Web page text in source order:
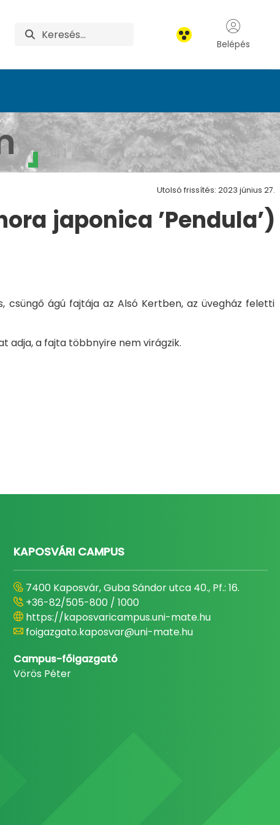
Belépés
Utolsó frissítés: 2023 június 27.
japonica ’Pendula’)
ágú fajtája az Alsó Kertben, az üvegház feletti
adja, a fajta többnyire nem virágzik.
KAPOSVÁRI CAMPUS
7400 Kaposvár, Guba Sándor utca 40., Pf.: 16.
+36-82/505-800 / 1000
https://kaposvaricampus.uni-mate.hu
foigazgato.kaposvar@uni-mate.hu
Campus-főigazgató
Vörös Péter